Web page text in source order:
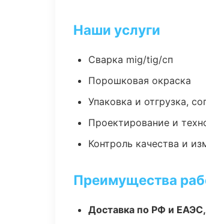
Наши услуги
Сварка mig/tig/сп
Порошковая окраска
Упаковка и отгрузка,
Проектирование и
Контроль качества и
Преимущества
Доставка по РФ и ЕАЭС,